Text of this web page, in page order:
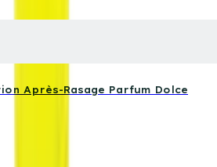
Après-Rasage Parfum Dolce